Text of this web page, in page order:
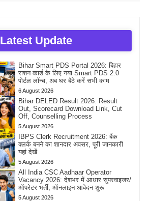
Latest Update
Bihar Smart PDS Portal 2026: बिहार
राशन कार्ड के लिए नया Smart PDS 2.0
पोर्टल लॉन्च, अब घर बैठे करें सभी काम
6 August 2026
Bihar DELED Result 2026: Result
Out, Scorecard Download Link, Cut
Off, Counselling Process
5 August 2026
IBPS Clerk Recruitment 2026: बैंक
क्लर्क बनने का शानदार अवसर, पूरी जानकारी
यहां देखें
5 August 2026
All India CSC Aadhaar Operator
Vacancy 2026: देशभर में आधार सुपरवाइजर/
ऑपरेटर भर्ती, ऑनलाइन आवेदन शुरू
5 August 2026